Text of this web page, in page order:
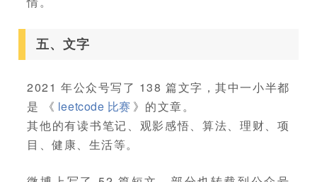
五、文字
2021 年公众号写了 138 篇文字，其中一小半都
是 《 leetcode 比赛 》的文章。
其他的有读书笔记、观影感悟、算法、理财、项
目、健康、生活等。